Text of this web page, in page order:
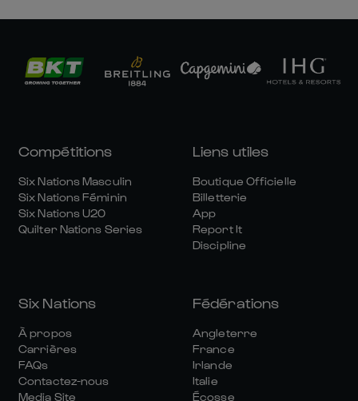
Compétitions
Six Nations Masculin
Six Nations Féminin
Six Nations U20
Quilter Nations Series
Liens utiles
Boutique Officielle
Billetterie
App
Report It
Discipline
Six Nations
À propos
Carrières
FAQs
Contactez-nous
Media Site
Fédérations
Angleterre
France
Irlande
Italie
Écosse